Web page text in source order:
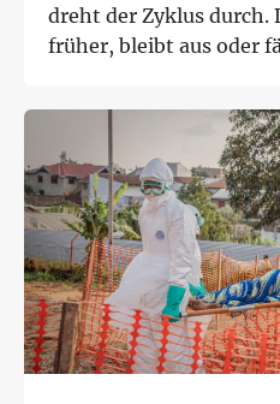
dreht der Zyklus durch.
früher, bleibt aus oder